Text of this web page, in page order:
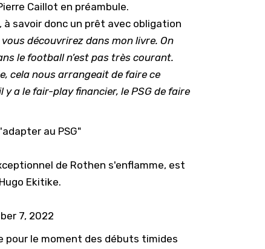
Caillot en préambule.
savoir donc un prêt avec obligation
découvrirez dans mon livre. On
le football n’est pas très courant.
cela nous arrangeait de faire ce
a le fair-play financier, le PSG de faire
au PSG"
de Rothen s'enflamme, est
Ekitike.
7, 2022
pour le moment des débuts timides